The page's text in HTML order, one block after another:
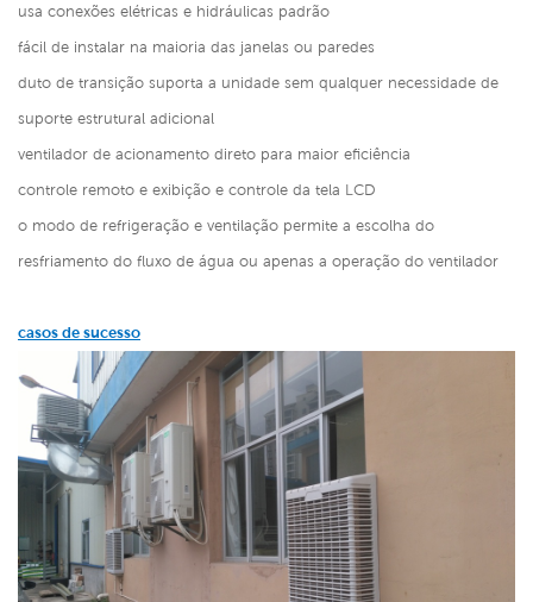
usa conexões elétricas e hidráulicas padrão
fácil de instalar na maioria das janelas ou paredes
duto de transição suporta a unidade sem qualquer necessidade de
suporte estrutural adicional
ventilador de acionamento direto para maior eficiência
controle remoto e exibição e controle da tela LCD
o modo de refrigeração e ventilação permite a escolha do
resfriamento do fluxo de água ou apenas a operação do ventilador
casos de sucesso